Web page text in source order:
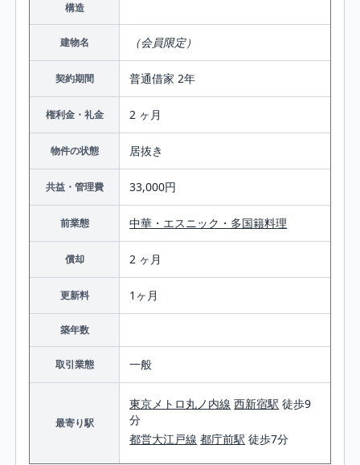
構造
建物名 （会員限定）
契約期間 普通借家 2年
権利金・礼金 2 ヶ月
物件の状態 居抜き
共益・管理費 33,000円
前業態 中華・エスニック・多国籍料理
償却 2 ヶ月
更新料 1ヶ月
築年数
取引業態 一般
最寄り駅
東京メトロ丸ノ内線 西新宿駅 徒歩9
分
都営大江戸線 都庁前駅 徒歩7分